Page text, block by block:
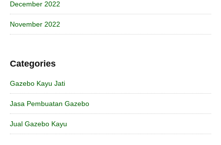
December 2022
November 2022
Categories
Gazebo Kayu Jati
Jasa Pembuatan Gazebo
Jual Gazebo Kayu